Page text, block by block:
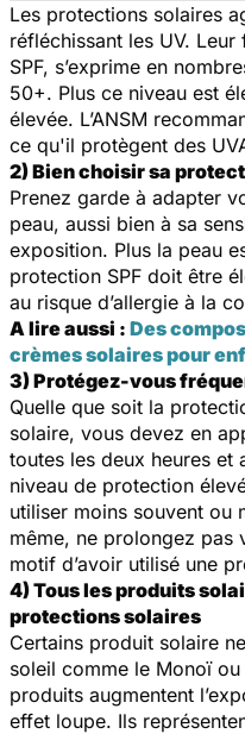
Les protections solaires
réfléchissant les UV.
SPF, s’exprime en
50+. Plus ce niveau est
élevée. L’ANSM
ce qu'il protègent des
2) Bien choisir sa
Prenez garde à adapter
peau, aussi bien à sa
exposition. Plus la peau
protection SPF doit être
au risque d’allergie à la
A lire aussi : Des
crèmes solaires pour
3) Protégez-vous
Quelle que soit la
solaire, vous devez en
toutes les deux heures et
niveau de protection
utiliser moins souvent ou
même, ne prolongez pas
motif d’avoir utilisé une
4) Tous les produits
protections solaires
Certains produit solaire
soleil comme le Monoï
produits augmentent
effet loupe. Ils